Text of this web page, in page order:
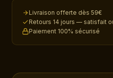
Gold Livraison offerte dès 59€
Retours 14 jours — satisfait
Paiement 100% sécurisé